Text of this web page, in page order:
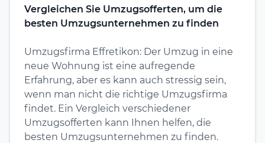
Vergleichen Sie Umzugsofferten, um die
besten Umzugsunternehmen zu finden
Umzugsfirma Effretikon: Der Umzug in eine
neue Wohnung ist eine aufregende
Erfahrung, aber es kann auch stressig sein,
wenn man nicht die richtige Umzugsfirma
findet. Ein Vergleich verschiedener
Umzugsofferten kann Ihnen helfen, die
besten Umzugsunternehmen zu finden.